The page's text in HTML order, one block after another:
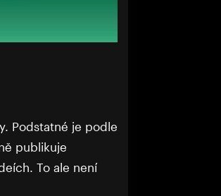
Podstatné je podle
publikuje
To ale není